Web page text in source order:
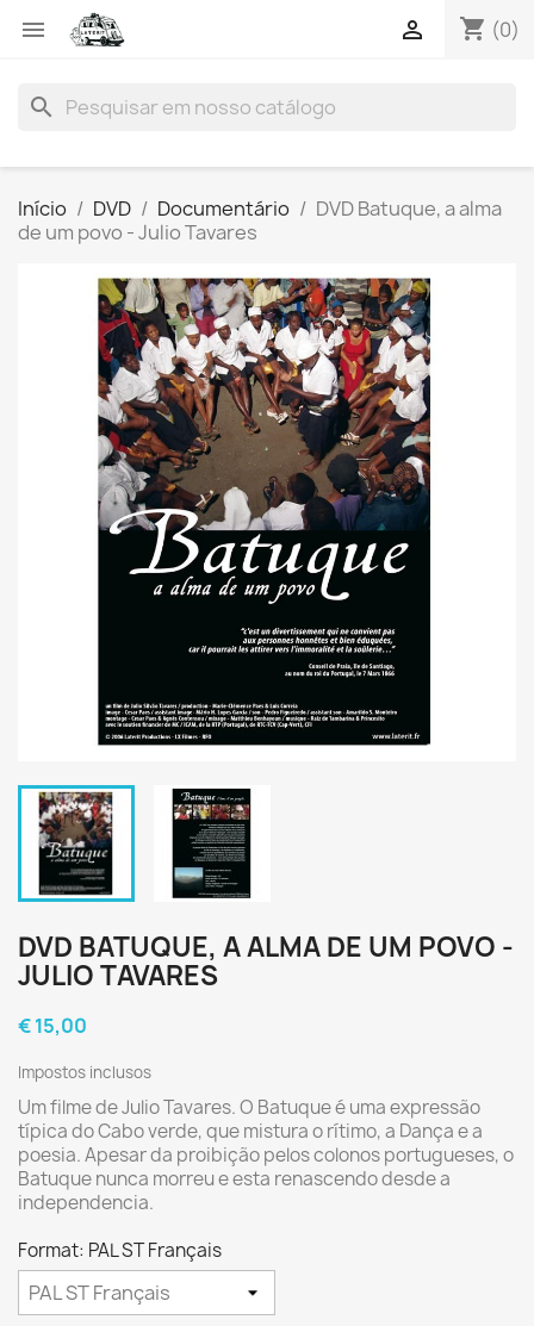
 shopping_cart (0)

search
Início DVD Documentário
DVD Batuque, a alma
de um povo - Julio Tavares
DVD BATUQUE, A ALMA DE UM POVO -
JULIO TAVARES
€ 15,00
Impostos inclusos
Um filme de Julio Tavares. O Batuque é uma expressão
típica do Cabo verde, que mistura o rítimo, a Dança e a
poesia. Apesar da proibição pelos colonos portugueses, o
Batuque nunca morreu e esta renascendo desde a
independencia.
Format: PAL ST Français